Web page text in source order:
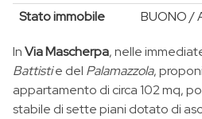
Stato immobile
BUONO /
InVia Mascherpa, nelle
Battistie del Palamazzola,
appartamento di circa 102 mq,
stabile di sette piani dotato di